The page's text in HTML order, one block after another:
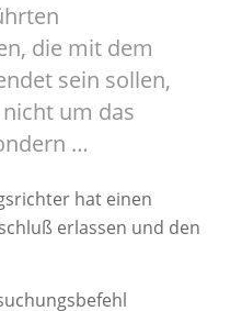
die mit dem
sein sollen,
um das
…
hat einen
erlassen und den